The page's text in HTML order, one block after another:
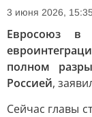
3 июня 2026,
Евросоюз в
полном
Россией,
Сейчас главы